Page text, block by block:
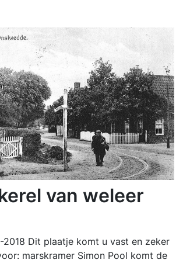
van weleer
2018 Dit plaatje komt u vast en zeker
marskramer Simon Pool komt de